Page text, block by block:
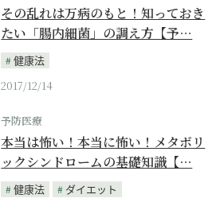
その乱れは万病のもと！知っておき
たい「腸内細菌」の調え方【予…
健康法
2017/12/14
予防医療
本当は怖い！本当に怖い！メタボリ
ックシンドロームの基礎知識【…
健康法
ダイエット